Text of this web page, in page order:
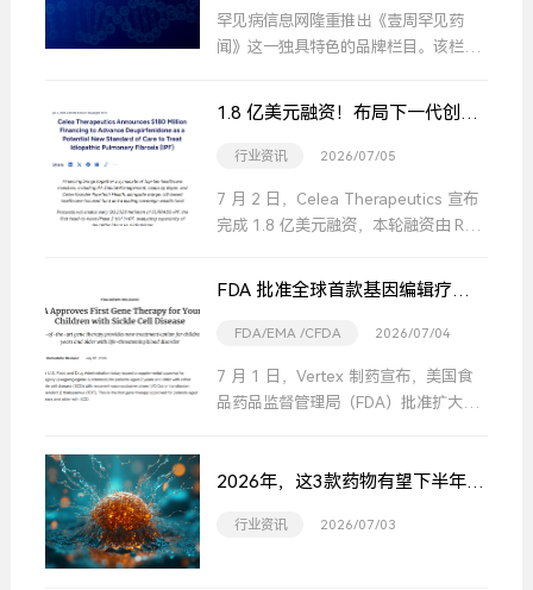
周罕见药闻
罕见病信息网隆重推出《壹周罕见药
闻》这一独具特色的品牌栏目。该栏目
的最新消息并同步近期重要活动预告。
我们以更高端、更权威的视角，为您剖
析最新、最热门的罕见病信息。
1.8 亿美元融资！布局下一代创新
行业资讯 2026/07/05
7 月 2 日，Celea Therapeutics 宣布
完成 1.8 亿美元融资，本轮融资由 RA
平台 Leaps by Bayer、创始投资方
PureTech Health，以及一家美国大型
医疗保健基金、一家主权财富基金共同
FDA 批准全球首款基因编辑疗
FDA/EMA /CFDA 2026/07/04
7 月 1 日，Vertex 制药宣布，美国食
品药品监督管理局（FDA）批准扩大
及以上、伴有复发性血管闭塞危象的镰
患者。本次适应症拓展后，该产品成为
2026年，这3款药物有望下半年在
行业资讯 2026/07/03